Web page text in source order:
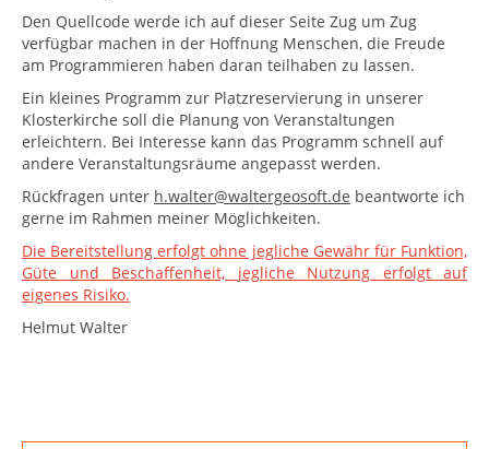
Den Quellcode werde ich auf dieser Seite Zug um Zug
verfügbar machen in der Hoffnung Menschen, die Freude
am Programmieren haben daran teilhaben zu lassen.
Ein kleines Programm zur Platzreservierung in unserer
Klosterkirche soll die Planung von Veranstaltungen
erleichtern. Bei Interesse kann das Programm schnell auf
andere Veranstaltungsräume angepasst werden.
Rückfragen unter h.walter@waltergeosoft.de beantworte ich
gerne im Rahmen meiner Möglichkeiten.
Die Bereitstellungerfolgt ohne jegliche Gewähr für Funktion,
Güte und Beschaffenheit, jegliche Nutzung erfolgt auf
eigenes Risiko.
Helmut Walter